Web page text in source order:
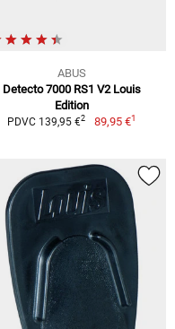
ABUS
Detecto 7000 RS1 V2 Louis
Edition
PDVC 139,95 €2 89,95 €1